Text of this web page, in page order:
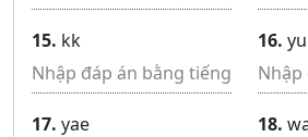
15. kk 16. yu
17. yae 18.